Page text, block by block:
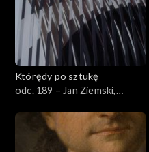
Którędy po sztukę
odc. 189 – Jan Ziemski,